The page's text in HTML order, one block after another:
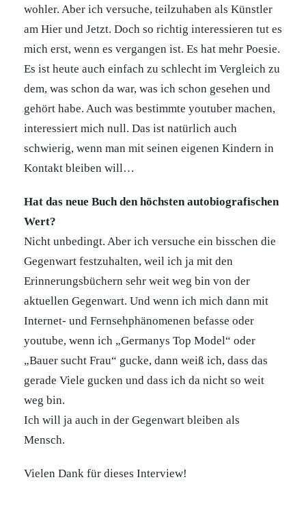
wohler. Aber ich versuche, teilzuhaben als Künstler
am Hier und Jetzt. Doch so richtig interessieren tut es
mich erst, wenn es vergangen ist. Es hat mehr Poesie.
Es ist heute auch einfach zu schlecht im Vergleich zu
dem, was schon da war, was ich schon gesehen und
gehört habe. Auch was bestimmte youtuber machen,
interessiert mich null. Das ist natürlich auch
schwierig, wenn man mit seinen eigenen Kindern in
Kontakt bleiben will…
Hat das neue Buch den höchsten autobiografischen
Wert?
Nicht unbedingt. Aber ich versuche ein bisschen die
Gegenwart festzuhalten, weil ich ja mit den
Erinnerungsbüchern sehr weit weg bin von der
aktuellen Gegenwart. Und wenn ich mich dann mit
Internet- und Fernsehphänomenen befasse oder
youtube, wenn ich „Germanys Top Model“ oder
„Bauer sucht Frau“ gucke, dann weiß ich, dass das
gerade Viele gucken und dass ich da nicht so weit
weg bin.
Ich will ja auch in der Gegenwart bleiben als
Mensch.
Vielen Dank für dieses Interview!